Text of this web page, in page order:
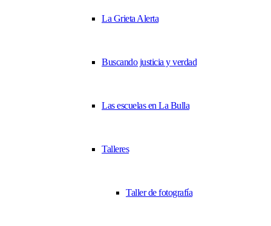
La Grieta Alerta
Buscando justicia y verdad
Las escuelas en La Bulla
Talleres
Taller de fotografía